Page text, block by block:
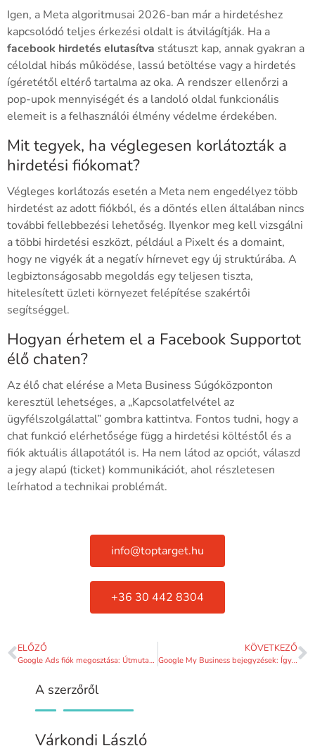
Igen, a Meta algoritmusai 2026-ban már a hirdetéshez
kapcsolódó teljes érkezési oldalt is átvilágítják. Ha a
facebook hirdetés elutasítva státuszt kap, annak gyakran a
céloldal hibás működése, lassú betöltése vagy a hirdetés
ígéretétől eltérő tartalma az oka. A rendszer ellenőrzi a
pop-upok mennyiségét és a landoló oldal funkcionális
elemeit is a felhasználói élmény védelme érdekében.
Mit tegyek, ha véglegesen korlátozták a
hirdetési fiókomat?
Végleges korlátozás esetén a Meta nem engedélyez több
hirdetést az adott fiókból, és a döntés ellen általában nincs
további fellebbezési lehetőség. Ilyenkor meg kell vizsgálni
a többi hirdetési eszközt, például a Pixelt és a domaint,
hogy ne vigyék át a negatív hírnevet egy új struktúrába. A
legbiztonságosabb megoldás egy teljesen tiszta,
hitelesített üzleti környezet felépítése szakértői
segítséggel.
Hogyan érhetem el a Facebook Supportot
élő chaten?
Az élő chat elérése a Meta Business Súgóközponton
keresztül lehetséges, a „Kapcsolatfelvétel az
ügyfélszolgálattal” gombra kattintva. Fontos tudni, hogy a
chat funkció elérhetősége függ a hirdetési költéstől és a
fiók aktuális állapotától is. Ha nem látod az opciót, válaszd
a jegy alapú (ticket) kommunikációt, ahol részletesen
leírhatod a technikai problémát.
info@toptarget.hu
+36 30 442 8304
ELŐZŐ
Google Ads fiók megosztása: Útmutató a biztonságos hozzáféréshez 2026-ban
KÖVETKEZŐ
Google My Business bejegyzések: Így szerezz több vevőt helyi keresésekből 2026-ban
A szerzőről
Várkondi László